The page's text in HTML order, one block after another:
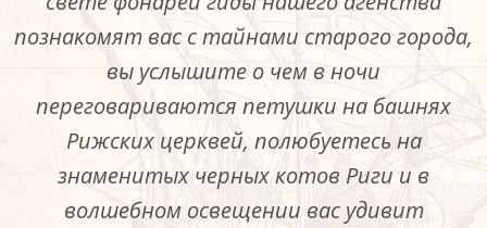
познакомят вас с тайнами старого города,
вы услышите о чем в ночи
переговариваются петушки на башнях
Рижских церквей, полюбуетесь на
знаменитых черных котов Риги и в
волшебном освещении вас удивит